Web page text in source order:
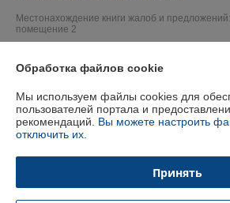
Местонахождение книги жалоб и
помещение 2
Обработка файлов cookie
Мы используем файлы cookies для
пользователей портала и
рекомендаций. Вы можете настроить
отключить их.
Принять